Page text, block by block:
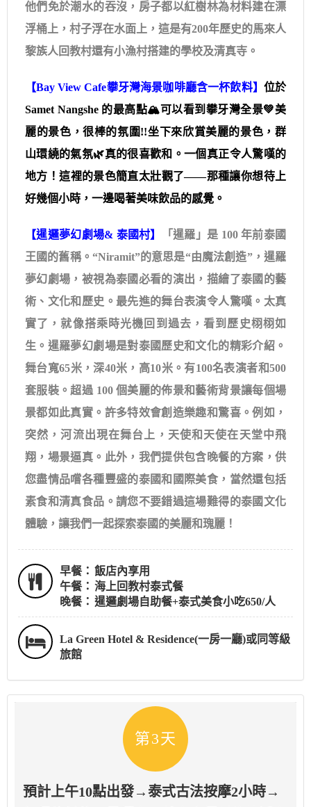
他們免於潮水的吞沒，房子都以紅樹林為材料建在漂
浮桶上，村子浮在水面上，這是有200年歷史的馬來人
黎族人回教村還有小漁村搭建的學校及清真寺。
【Bay View Cafe攀牙灣海景咖啡廳含一杯飲料】 位於
Samet Nangshe 的最高點🏔️可以看到攀牙灣全景💚美
麗的景色，很棒的氛圍!!️坐下來欣賞美麗的景色，群
山環繞的氣氛🌿真的很喜歡和。一個真正令人驚嘆的
地方！這裡的景色簡直太壯觀了——那種讓你想待上
好幾個小時，一邊喝著美味飲品的感覺。
【暹邏夢幻劇場& 泰國村】
「暹羅」是 100 年前泰國
王國的舊稱。“Niramit”的意思是“由魔法創造”，暹羅
夢幻劇場，被視為泰國必看的演出，描繪了泰國的藝
術、文化和歷史。最先進的舞台表演令人驚嘆。太真
實了，就像搭乘時光機回到過去，看到歷史栩栩如
生。暹羅夢幻劇場是對泰國歷史和文化的精彩介紹。
舞台寬65米，深40米，高10米。有100名表演者和500
套服裝。超過 100 個美麗的佈景和藝術背景讓每個場
景都如此真實。許多特效會創造樂趣和驚喜。例如，
突然，河流出現在舞台上，天使和天使在天堂中飛
翔，場景逼真。此外，我們提供包含晚餐的方案，供
您盡情品嚐各種豐盛的泰國和國際美食，當然還包括
素食和清真食品。請您不要錯過這場難得的泰國文化
體驗，讓我們一起探索泰國的美麗和瑰麗！
早餐： 飯店內享用
午餐： 海上回教村泰式餐
晚餐： 暹邏劇場自助餐+泰式美食小吃650/人
La Green Hotel & Residence(一房一廳)或同等級
旅館
第3天
預計上午10點出發→泰式古法按摩2小時→